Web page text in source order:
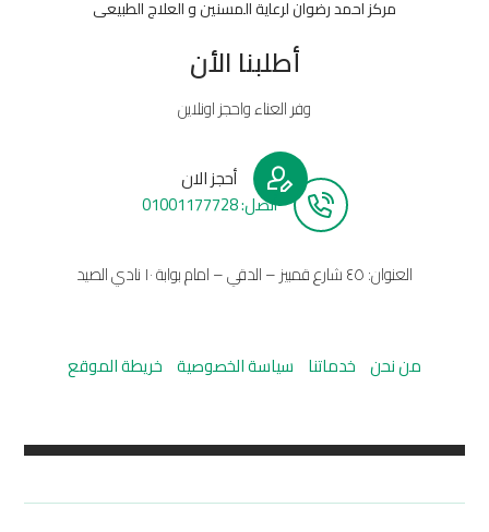
مركز احمد رضوان لرعاية المسنين و العلاج الطبيعى
أطلبنا الأن
وفر العناء واحجز اونلاين
أحجز الان
أتصل: 01001177728
العنوان: ٤٥ شارع قمبيز – الدقي – امام بوابة ١٠ نادي الصيد
من نحن خدماتنا سياسة الخصوصية خريطة الموقع